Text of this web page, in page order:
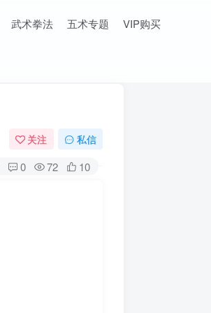
武术拳法 五术专题 VIP购买
关注 私信
0 72 10